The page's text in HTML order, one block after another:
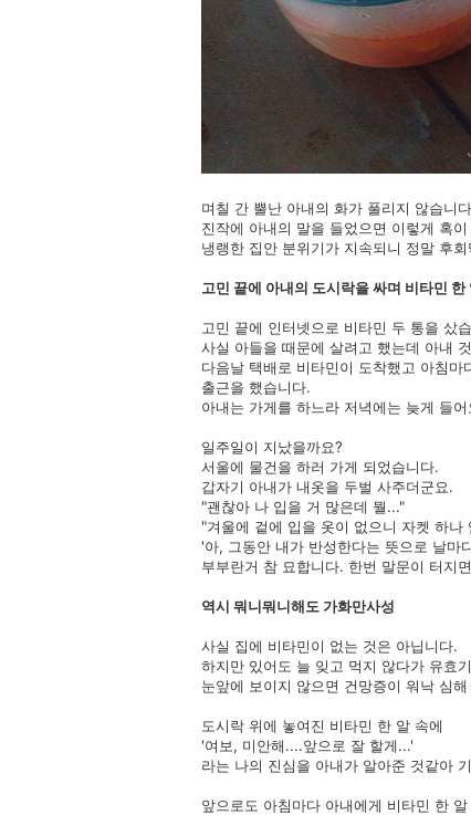
며칠 간 뿔난 아내의 화가 풀리지 않습니
진작에 아내의 말을 들었으면 이렇게 혹
냉랭한 집안 분위기가 지속되니 정말 후
고민 끝에 아내의 도시락을 싸며 비타민 한
고민 끝에 인터넷으로 비타민 두 통을 샀
사실 아들을 때문에 살려고 했는데 아내
다음날 택배로 비타민이 도착했고 아침마
출근을 했습니다.
아내는 가게를 하느라 저녁에는 늦게 들
일주일이 지났을까요?
서울에 물건을 하러 가게 되었습니다.
갑자기 아내가 내옷을 두벌 사주더군요.
"괜찮아 나 입을 거 많은데 뭘..."
"겨울에 겉에 입을 옷이 없으니 자켓 하나
'아, 그동안 내가 반성한다는 뜻으로 날마
부부란거 참 묘합니다. 한번 말문이 터지
역시 뭐니뭐니해도 가화만사성
사실 집에 비타민이 없는 것은 아닙니다.
하지만 있어도 늘 잊고 먹지 않다가 유효
눈앞에 보이지 않으면 건망증이 워낙 심
도시락 위에 놓여진 비타민 한 알 속에
'여보, 미안해....앞으로 잘 할게...'
라는 나의 진심을 아내가 알아준 것같아
앞으로도 아침마다 아내에게 비타민 한